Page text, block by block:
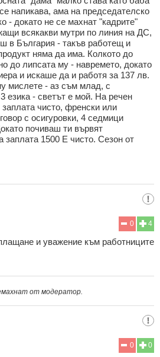
напикава, ама на председателско
- докато не се махнат "кадрите"
всякакви мутри по линия на ДС,
в България - такъв работещ и
няма да има. Колкото до
до липсата му - навремето, докато
и искаше да и работя за 137 лв.
мислете - аз съм млад, с
езика - светът е мой. На речен
чисто, френски или
с осигуровки, 4 седмици
почиваш ти вървят
заплата 1500 Е чисто. Сезон от
4
0
и уважение към работниците
от модератор.
0
0